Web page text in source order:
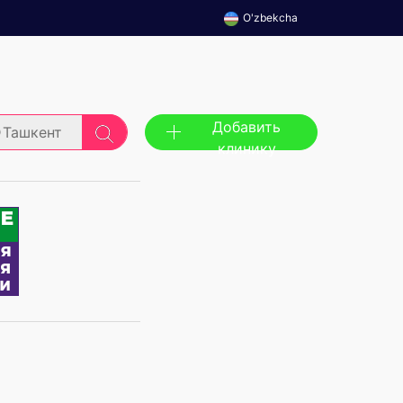
O'zbekcha
Ташкент
Добавить
клинику